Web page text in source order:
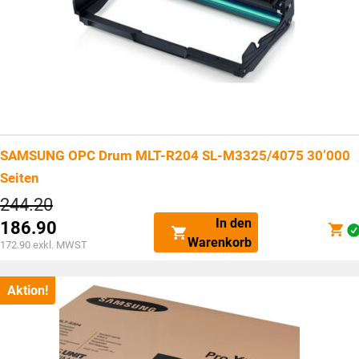
SAMSUNG OPC Drum MLT-R204 SL-M3325/4075 30’000
Seiten
244.20Ursprünglicher
Preis
war:
CHF244.20
186.90
Aktueller
ist:
CHF186.90.
172.90 exkl. MWST
In den
Warenkorb
Aktion!